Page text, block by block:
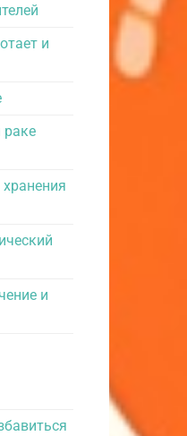
и
раке
и